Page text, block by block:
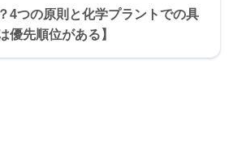
4つの原則と化学プラントでの具
優先順位がある】